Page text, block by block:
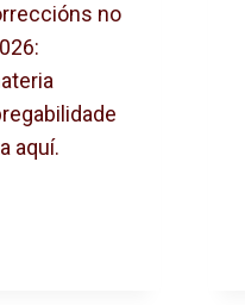
no
aquí.